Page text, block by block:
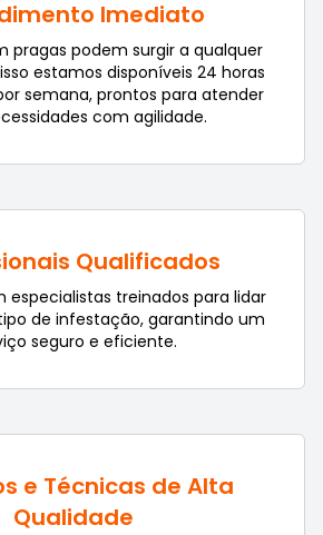
Imediato
pragas podem surgir a qualquer
estamos disponíveis 24 horas
semana, prontos para atender
com agilidade.
Qualificados
especialistas treinados para lidar
de infestação, garantindo um
seguro e eficiente.
e Técnicas de Alta
Qualidade